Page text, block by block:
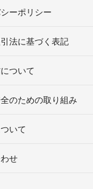
ーポリシー
法に基づく表記
ついて
のための取り組み
いて
せ